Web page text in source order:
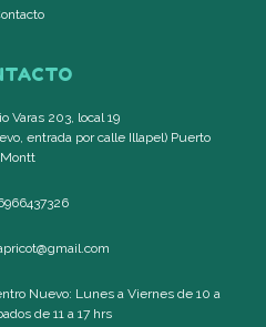
Varas 203, local 19
entrada por calle Illapel) Puerto
Montt
Nuevo: Lunes a Viernes de 10 a
de 11 a 17 hrs